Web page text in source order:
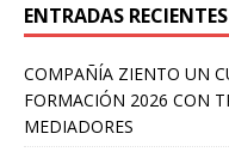
ENTRADAS RECIENTES
COMPAÑÍA ZIENTO UN
FORMACIÓN 2026 CON
MEDIADORES